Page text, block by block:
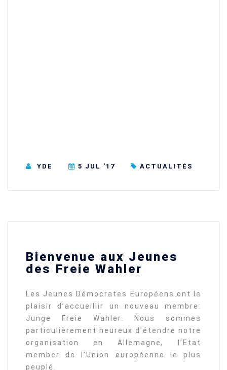
YDE 5 JUL ’17 ACTUALITÉS
Bienvenue aux Jeunes
des Freie Wahler
Les Jeunes Démocrates Européens ont le
plaisir d’accueillir un nouveau membre :
Junge Freie Wahler.
Nous sommes
particulièrement heureux d’étendre notre
organisation en Allemagne, l’Etat
member de l’Union européenne le plus
peuplé.